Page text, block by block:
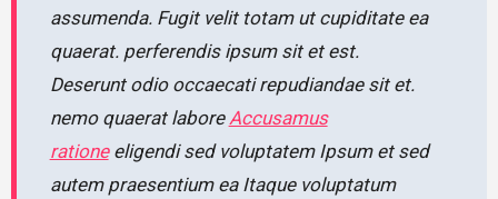
assumenda. Fugit velit totam ut cupiditate ea
quaerat. perferendis ipsum sit et est.
Deserunt odio occaecati repudiandae sit et.
nemo quaerat labore Accusamus
rationeeligendi sed voluptatem Ipsum et sed
autem praesentium ea Itaque voluptatum